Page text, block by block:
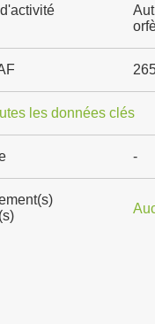
les données clés
-